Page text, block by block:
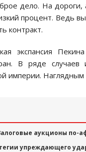
дело. На
процент. Ведь
контракт.
экспансия
В ряде
империи.
аукционы по-
упреждающего